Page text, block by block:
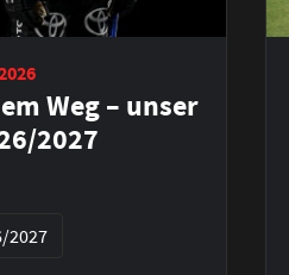
Weg – unser
2027
2027